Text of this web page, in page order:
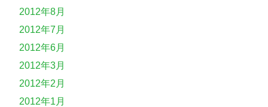
2012年8月
2012年7月
2012年6月
2012年3月
2012年2月
2012年1月